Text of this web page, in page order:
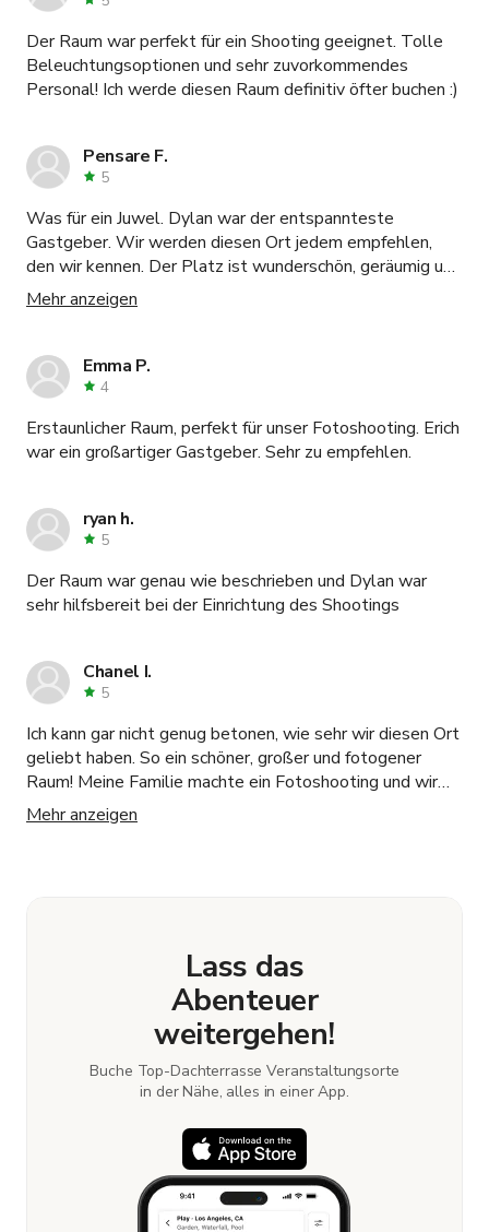
Der Raum war perfekt für ein Shooting geeignet. Tolle
Beleuchtungsoptionen und sehr zuvorkommendes
Personal! Ich werde diesen Raum definitiv öfter buchen :)
Pensare F.
5
Was für ein Juwel. Dylan war der entspannteste
Gastgeber. Wir werden diesen Ort jedem empfehlen,
den wir kennen. Der Platz ist wunderschön, geräumig und
total entspannt. Unser ganzes Team hat es absolut
geliebt. Und als wir versehentlich einige sehr teure XQD-
nächsten Veranstaltung abgeholt und sie uns am
nächsten Tag gebracht. Nichts Negatives über diese
Mehr anzeigen
Emma P.
4
Erstaunlicher Raum, perfekt für unser Fotoshooting. Erich
war ein großartiger Gastgeber. Sehr zu empfehlen.
ryan h.
5
Der Raum war genau wie beschrieben und Dylan war
sehr hilfsbereit bei der Einrichtung des Shootings
Chanel I.
5
Ich kann gar nicht genug betonen, wie sehr wir diesen Ort
geliebt haben. So ein schöner, großer und fotogener
Raum! Meine Familie machte ein Fotoshooting und wir
bekamen viel Hilfe bei der Beleuchtung und Tipps zum
Veranstaltungsort. Würde es für alle Foto- oder
Mehr anzeigen
Lass das
Abenteuer
weitergehen!
Buche Top-Dachterrasse Veranstaltungsorte
in der Nähe, alles in einer App.